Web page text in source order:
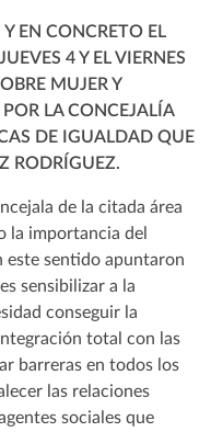
EN CONCRETO EL
4 Y EL VIERNES
MUJER Y
LA CONCEJALÍA
DE IGUALDAD QUE
RODRÍGUEZ.
de la citada área
la importancia del
este sentido apuntaron
sensibilizar a la
conseguir la
total con las
barreras en todos los
las relaciones
sociales que